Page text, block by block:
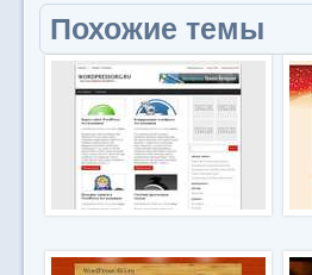
Похожие темы